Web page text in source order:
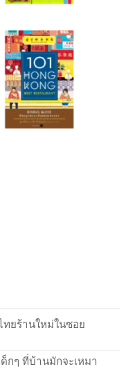
ทยร้านใหม่ในซอย
กๆ ที่บ้านมักจะเหมา